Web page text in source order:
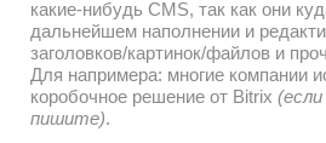
какие-нибудь CMS, так как они
дальнейшем наполнении и
заголовков/картинок/файлов и
Для напримера: многие компании
коробочное решение от Bitrix
пишите).